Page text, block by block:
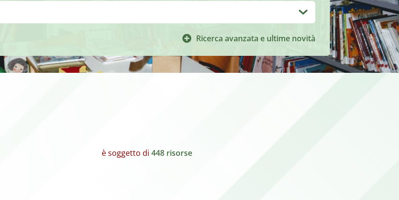
Ricerca avanzata e ultime novità
è soggetto di 448 risorse